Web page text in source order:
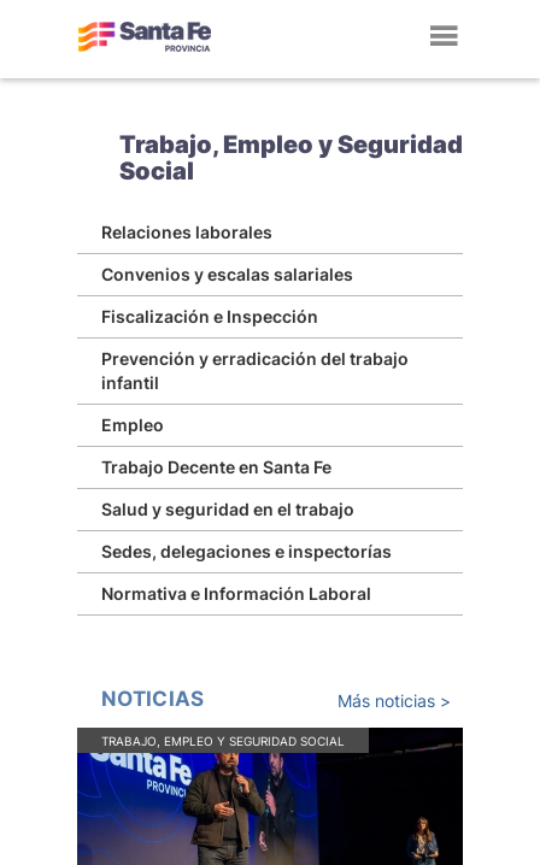
Trabajo, Empleo y Seguridad
Social
Relaciones laborales
Convenios y escalas salariales
Fiscalización e Inspección
Prevención y erradicación del trabajo
infantil
Empleo
Trabajo Decente en Santa Fe
Salud y seguridad en el trabajo
Sedes, delegaciones e inspectorías
Normativa e Información Laboral
NOTICIAS Más noticias >
TRABAJO, EMPLEO Y SEGURIDAD SOCIAL